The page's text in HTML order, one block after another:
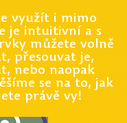
využít i mimo
je intuitivní a s
můžete volně
přesouvat je,
nebo naopak
se na to, jak
právě vy!